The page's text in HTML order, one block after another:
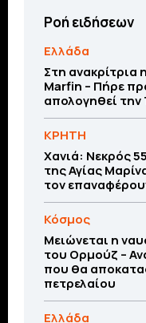
Ροή ειδήσεων
Ελλάδα
Στη ανακρίτρια
Marfin – Πήρε
απολογηθεί την
ΚΡΗΤΗ
Χανιά: Νεκρός
της Αγίας
τον
Κόσμος
Μειώνεται η
του Ορμούζ –
που θα
πετρελαίου
Ελλάδα